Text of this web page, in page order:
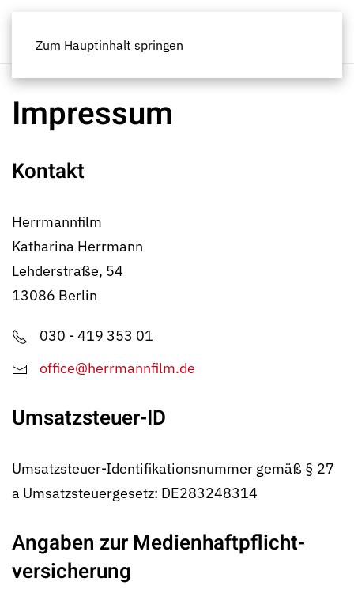
Zum Hauptinhalt springen
Impressum
Kontakt
Herrmannfilm
Katharina Herrmann
Lehderstraße, 54
13086 Berlin
030 - 419 353 01
office@herrmannfilm.de
Umsatzsteuer-ID
Umsatzsteuer-Identifikationsnummer gemäß § 27
a Umsatzsteuergesetz: DE283248314
Angaben zur Medien­haft­pflicht­
versicherung